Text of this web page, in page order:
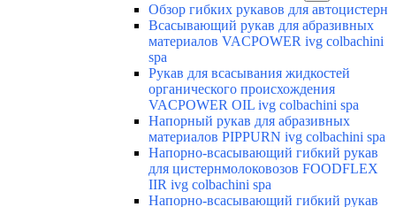
Обзор гибких рукавов для автоцистерн
Всасывающий рукав для абразивных
материалов VACPOWER ivg colbachini
spa
Рукав для всасывания жидкостей
органического происхождения
VACPOWER OIL ivg colbachini spa
Напорный рукав для абразивных
материалов PIPPURN ivg colbachini spa
Напорно-всасывающий гибкий рукав
для цистернмолоковозов FOODFLEX
IIR ivg colbachini spa
Напорно-всасывающий гибкий рукав